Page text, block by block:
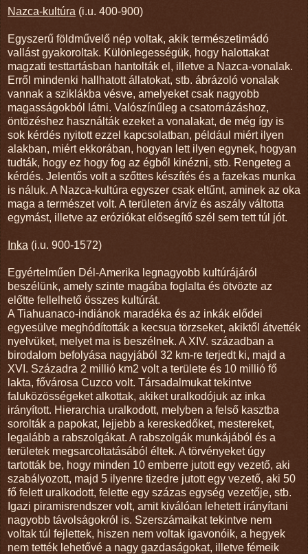
Nazca-kultúra (i.u. 400-900)
Egyszerű földművelő nép voltak, akik természetimádó
vallást gyakoroltak. Különlegességük, hogy halottakat
magzati testtartásban hantolták el, illetve a Nazca-vonalak.
Erről mindenki hallhatott állatokat, stb. ábrázoló vonalak
vannak a sziklákba vésve, amelyeket csak nagyobb
magasságokból látni. Valószínűleg a csatornázáshoz,
öntözéshez használták ezeket a vonalakat, de még így is
sok kérdés nyitott ezzel kapcsolatban, például miért ilyen
alakban, miért ekkorában, hogyan lett ilyen egynek, hogyan
tudták, hogy ez hogy fog az égből kinézni, stb. Rengeteg a
kérdés. Jelentős volt a szőttes készítés és a fazekas munka
is náluk. A Nazca-kultúra egyszer csak eltűnt, aminek az oka
maga a természet volt. A területen árvíz és aszály váltotta
egymást, illetve az eróziókat elősegítő szél sem tett túl jót.
Inka (i.u. 900-1572)
Egyértelműen Dél-Amerika legnagyobb kultúrájáról
beszélünk, amely szinte magába foglalta és ötvözte az
előtte fellelhető összes kultúrát.
A Tiahuanaco-indiánok maradéka és az inkák elődei
egyesülve meghódították a kecsua törzseket, akiktől átvették
nyelvüket, melyet ma is beszélnek. A XIV. században a
birodalom befolyása nagyjából 32 km-re terjedt ki, majd a
XVI. Századra 2 millió km2 volt a területe és 10 millió fő
lakta, fővárosa Cuzco volt. Társadalmukat tekintve
faluközösségeket alkottak, akiket uralkodójuk az inka
irányított. Hierarchia uralkodott, melyben a felső kasztba
sorolták a papokat, lejjebb a kereskedőket, mestereket,
legalább a rabszolgákat. A rabszolgák munkájából és a
területek megsarcoltatásából éltek. A törvényeket úgy
tartották be, hogy minden 10 emberre jutott egy vezető, aki
szabályozott, majd 5 ilyenre tizedre jutott egy vezető, aki 50
fő felett uralkodott, felette egy százas egység vezetője, stb.
Igazi piramisrendszer volt, amit kiválóan lehetett irányítani
nagyobb távolságokról is. Szerszámaikat tekintve nem
voltak túl fejlettek, hiszen nem voltak igavonóik, a hegyek
nem tették lehetővé a nagy gazdaságokat, illetve fémeik